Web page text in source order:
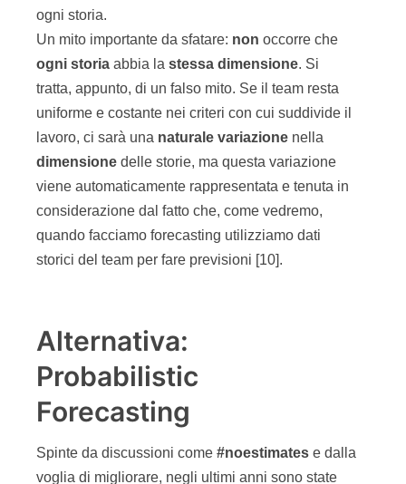
ogni storia.
Un mito importante da sfatare: non occorre che
ogni storia abbia la stessa dimensione. Si
tratta, appunto, di un falso mito. Se il team resta
uniforme e costante nei criteri con cui suddivide il
lavoro, ci sarà una naturale variazione nella
dimensione delle storie, ma questa variazione
viene automaticamente rappresentata e tenuta in
considerazione dal fatto che, come vedremo,
quando facciamo forecasting utilizziamo dati
storici del team per fare previsioni [10].
Alternativa:
Probabilistic
Forecasting
Spinte da discussioni come #noestimates e dalla
voglia di migliorare, negli ultimi anni sono state